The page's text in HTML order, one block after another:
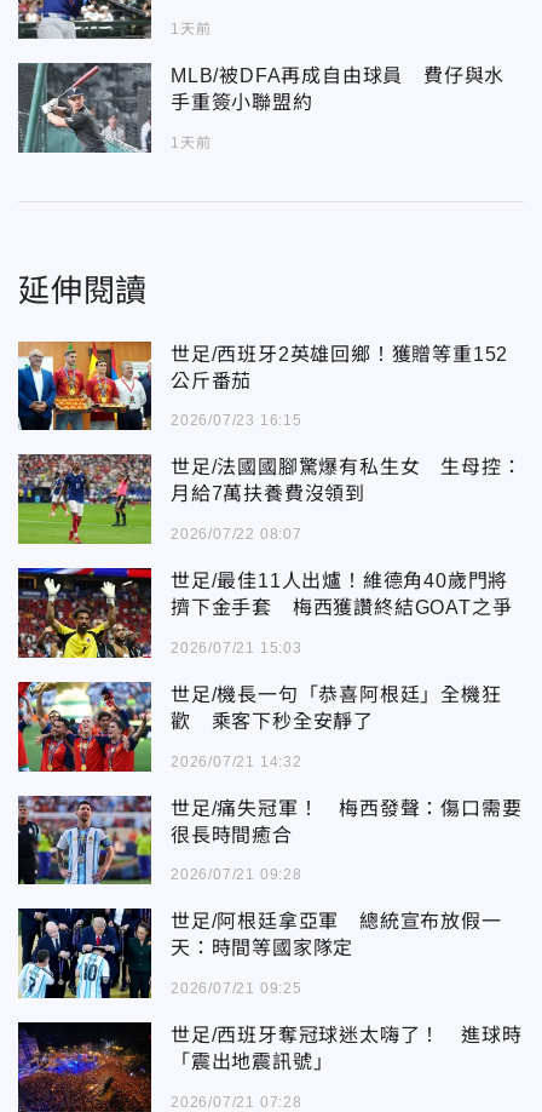
1天前
MLB/被DFA再成自由球員 費仔與水
手重簽小聯盟約
1天前
延伸閱讀
世足/西班牙2英雄回鄉！獲贈等重152
公斤番茄
2026/07/23 16:15
世足/法國國腳驚爆有私生女 生母控：
月給7萬扶養費沒領到
2026/07/22 08:07
世足/最佳11人出爐！維德角40歲門將
擠下金手套 梅西獲讚終結GOAT之爭
2026/07/21 15:03
世足/機長一句「恭喜阿根廷」全機狂
歡 乘客下秒全安靜了
2026/07/21 14:32
世足/痛失冠軍！ 梅西發聲：傷口需要
很長時間癒合
2026/07/21 09:28
世足/阿根廷拿亞軍 總統宣布放假一
天：時間等國家隊定
2026/07/21 09:25
世足/西班牙奪冠球迷太嗨了！ 進球時
「震出地震訊號」
2026/07/21 07:28